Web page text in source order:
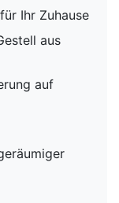
Ihr Zuhause
aus
auf